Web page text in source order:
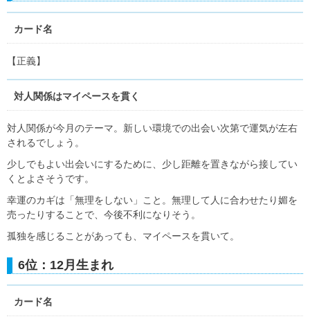
カード名
【正義】
対人関係はマイペースを貫く
対人関係が今月のテーマ。新しい環境での出会い次第で運気が左右
されるでしょう。
少しでもよい出会いにするために、少し距離を置きながら接してい
くとよさそうです。
幸運のカギは「無理をしない」こと。無理して人に合わせたり媚を
売ったりすることで、今後不利になりそう。
孤独を感じることがあっても、マイペースを貫いて。
6位：12月生まれ
カード名